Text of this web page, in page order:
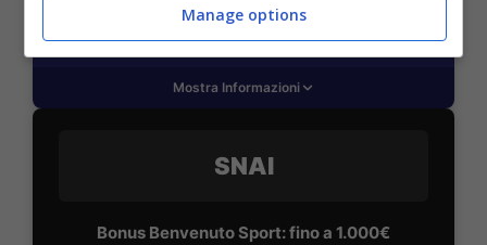
VERIFICA
Mostra Informazioni
SNAI
Bonus Benvenuto Sport: fino a 1.000€
Manage options